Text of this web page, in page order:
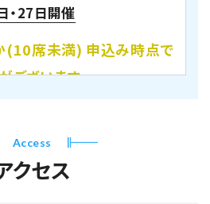
・27日開催
(10席未満) 申込み時点で
ざいます。
Access
クセス